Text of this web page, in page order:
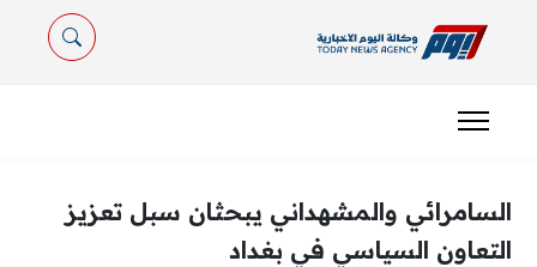
السامرائي والمشهداني يبحثان سبل تعزيز
التعاون السياسي في بغداد